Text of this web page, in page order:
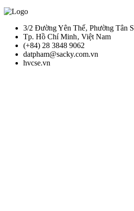
3/2 Đường Yên Thế‚ Phường Tân
Tp. Hồ Chí Minh‚ Việt Nam
(+84) 28 3848 9062
datpham@sacky.com.vn
hvcse.vn